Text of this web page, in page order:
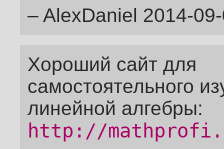
– AlexDaniel 2014-
Хороший сайт для
самостоятельного
линейной алгебры:
http://